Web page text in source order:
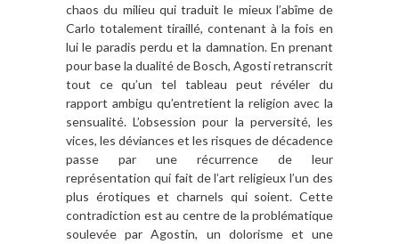
chaos du milieu qui traduit le mieux l’abîme de
Carlo totalement tiraillé, contenant à la fois en
lui le paradis perdu et la damnation. En prenant
pour base la dualité de Bosch, Agosti retranscrit
tout ce qu’un tel tableau peut révéler du
rapport ambigu qu’entretient la religion avec la
sensualité. L’obsession pour la perversité, les
vices, les déviances et les risques de décadence
passe par une récurrence de leur
représentation qui fait de l’art religieux l’un des
plus érotiques et charnels qui soient. Cette
contradiction est au centre de la problématique
soulevée par Agostin, un dolorisme et une